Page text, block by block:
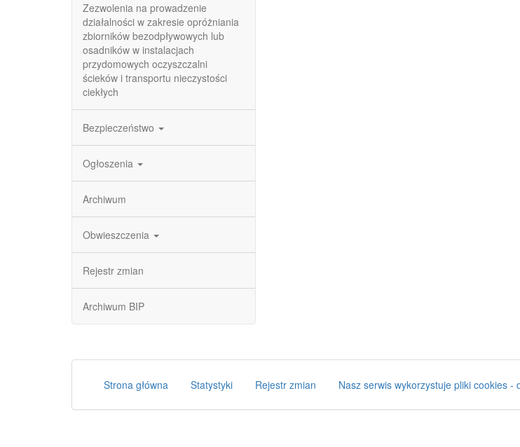
Zezwolenia na prowadzenie
działalności w zakresie opróżniania
zbiorników bezodpływowych lub
osadników w instalacjach
przydomowych oczyszczalni
ścieków i transportu nieczystości
ciekłych
Bezpieczeństwo
Ogłoszenia
Archiwum
Obwieszczenia
Rejestr zmian
Archiwum BIP
Strona główna Statystyki Rejestr zmian Nasz serwis wykorzystuje pliki cookies -